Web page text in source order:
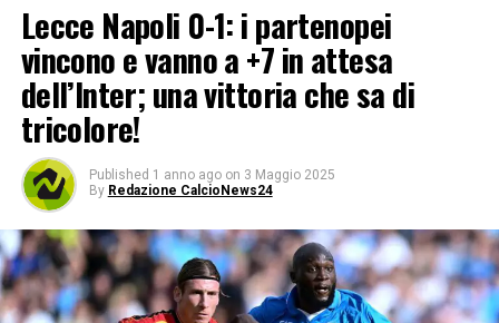
Lecce Napoli 0-1: i partenopei
vincono e vanno a +7 in attesa
dell’Inter; una vittoria che sa di
tricolore!
Published 1 anno ago on 3 Maggio 2025
By Redazione CalcioNews24